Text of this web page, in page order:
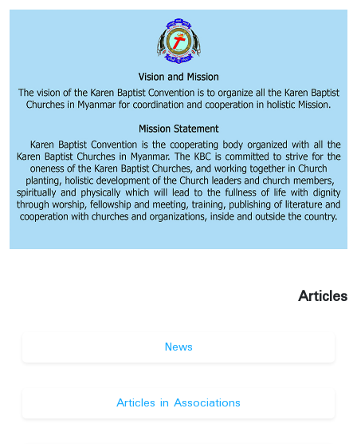
Articles
News
Articles in Associations